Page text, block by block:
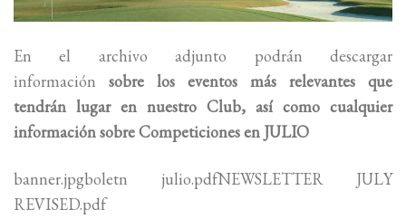
En el archivo adjunto podrán descargar
información sobre los eventos más relevantes que
tendrán lugar en nuestro Club, así como cualquier
información sobre Competiciones en JULIO
banner.jpgboletn julio.pdfNEWSLETTER JULY
REVISED.pdf